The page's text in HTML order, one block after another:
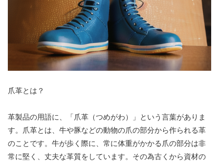
爪革とは？
革製品の用語に、「爪革（つめがわ）」という言葉がありま
す。爪革とは、牛や豚などの動物の爪の部分から作られる革
のことです。牛が歩く際に、常に体重がかかる爪の部分は非
常に堅く、丈夫な革質をしています。その為古くから資材の